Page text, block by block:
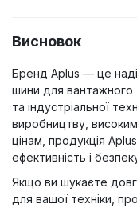
Висновок
Бренд Aplus — це
шини для вантажного
та індустріальної
виробництву,
цінам, продукція
ефективність і
Якщо ви шукаєте
для вашої техніки,